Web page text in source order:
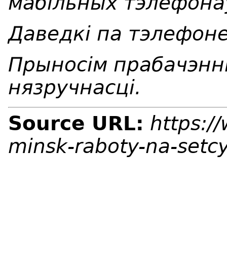
Даведкі па
Прыносім
нязручнасці.
Source URL: https://
minsk-raboty-na-